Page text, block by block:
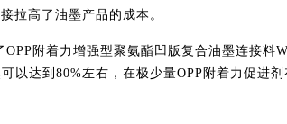
拉高了油墨产品的成本。
OPP 附着力增强型聚氨酯凹版复合油墨连接料
以达到 80%左右，在极少量OPP 附着力促进